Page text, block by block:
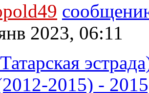
2023, 06:11
2015) -